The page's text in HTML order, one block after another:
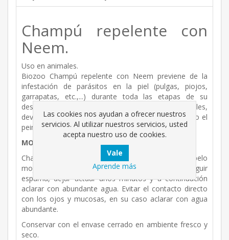
Champú repelente con
Neem.
Uso en animales.
Biozoo Champú repelente con Neem previene de la
infestación de parásitos en la piel (pulgas, piojos,
garrapatas, etc.,...) durante toda las etapas de su
desarrollo. Su uso elimina los olores desagradables,
devolviéndole al pelo su envoltura natural facilitando el
peinado.
MODO DE EMPLEO:
Champú para la higiene de perros. Aplicar sobre el pelo
mojado en agua tibia y friccionar hasta conseguir
espuma, dejar actuar unos minutos y a continuación
aclarar con abundante agua. Evitar el contacto directo
con los ojos y mucosas, en su caso aclarar con agua
abundante.
Conservar con el envase cerrado en ambiente fresco y
seco.
Las cookies nos ayudan a ofrecer nuestros
servicios. Al utilizar nuestros servicios, usted
acepta nuestro uso de cookies.
Aprende más